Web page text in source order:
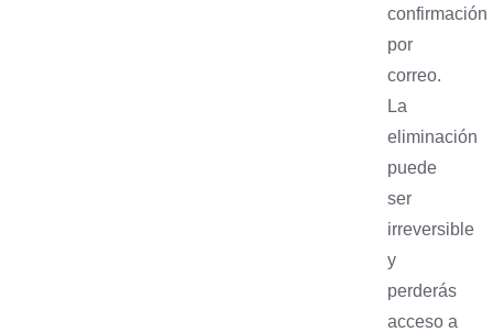
confirmación
por
correo.
La
eliminación
puede
ser
irreversible
y
perderás
acceso a